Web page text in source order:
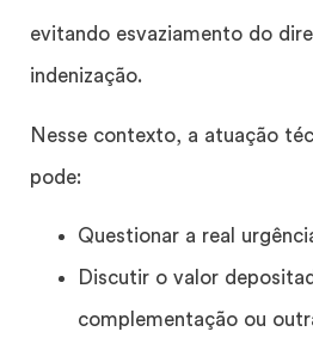
evitando esvaziamento do
indenização.
Nesse contexto, a atuação
pode:
Questionar a real
Discutir o valor
complementação ou